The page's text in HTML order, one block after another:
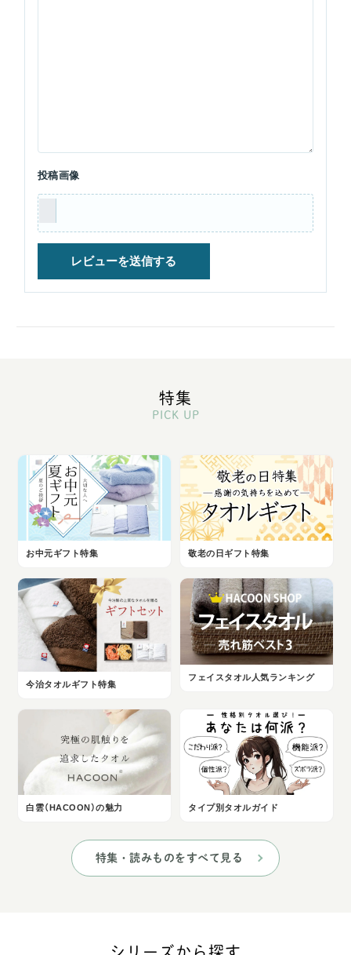
投稿画像
特集
PICK UP
お中元ギフト特集 敬老の日ギフト特集
今治タオルギフト特集
フェイスタオル人気ランキング
白雲（HACOON）の魅力 タイプ別タオルガイド
特集・読みものをすべて見る